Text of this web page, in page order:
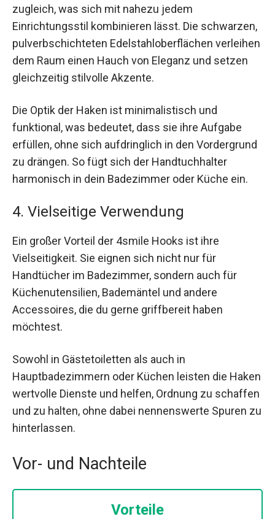
zugleich, was sich mit nahezu jedem
Einrichtungsstil kombinieren lässt. Die schwarzen,
pulverbschichteten Edelstahloberflächen verleihen
dem Raum einen Hauch von Eleganz und setzen
gleichzeitig stilvolle Akzente.
Die Optik der Haken ist minimalistisch und
funktional, was bedeutet, dass sie ihre Aufgabe
erfüllen, ohne sich aufdringlich in den Vordergrund
zu drängen. So fügt sich der Handtuchhalter
harmonisch in dein Badezimmer oder Küche ein.
4. Vielseitige Verwendung
Ein großer Vorteil der 4smile Hooks ist ihre
Vielseitigkeit. Sie eignen sich nicht nur für
Handtücher im Badezimmer, sondern auch für
Küchenutensilien, Bademäntel und andere
Accessoires, die du gerne griffbereit haben
möchtest.
Sowohl in Gästetoiletten als auch in
Hauptbadezimmern oder Küchen leisten die Haken
wertvolle Dienste und helfen, Ordnung zu schaffen
und zu halten, ohne dabei nennenswerte Spuren zu
hinterlassen.
Vor- und Nachteile
Vorteile